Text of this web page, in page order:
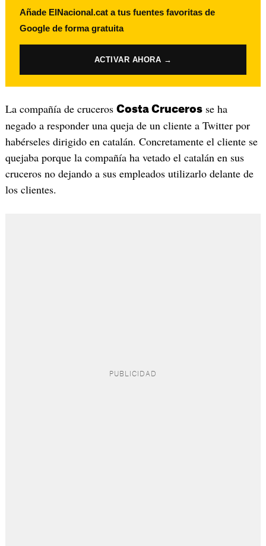
Añade ElNacional.cat a tus fuentes favoritas de
Google de forma gratuita
ACTIVAR AHORA →
La compañía de cruceros Costa Crucerosse ha
negado a responder una queja de un cliente a Twitter por
habérseles dirigido en catalán. Concretamente el cliente se
quejaba porque la compañía ha vetado el catalán en sus
cruceros no dejando a sus empleados utilizarlo delante de
los clientes.